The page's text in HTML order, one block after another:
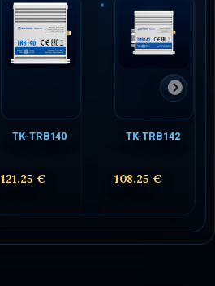
TK-TRB140
121.25 €
TK-TRB142
108.25 €